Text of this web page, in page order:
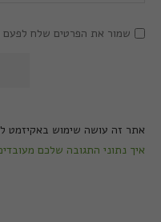
שמור את הפרטים שלח
אתר זה עושה שימוש באקיזמט
איך נתוני התגובה שלכם